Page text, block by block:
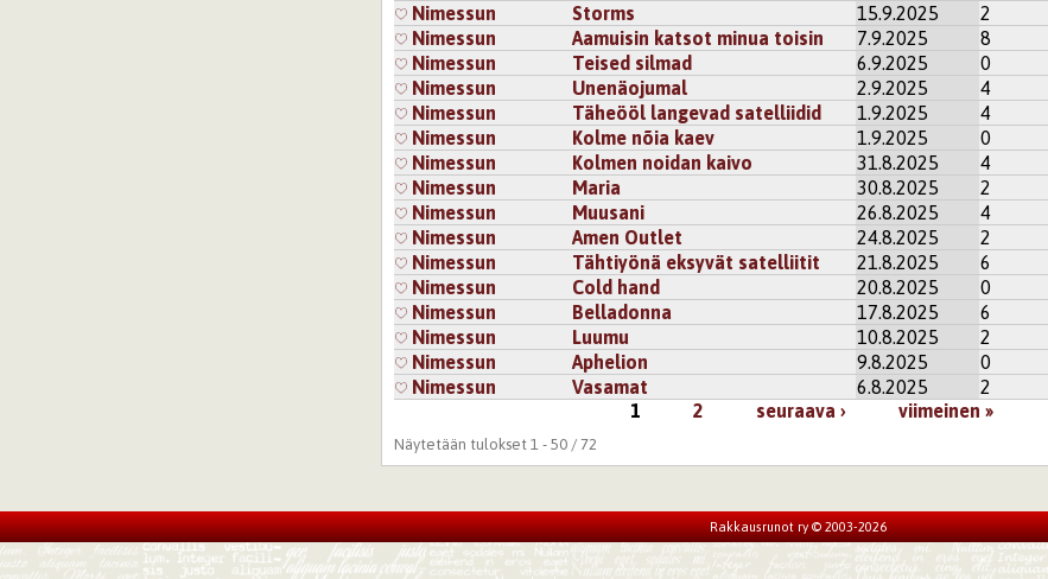
Nimessun
Storms 15.9.2025 2
Nimessun
Aamuisin katsot minua toisin 7.9.2025 8
Nimessun
Teised silmad 6.9.2025 0
Nimessun
Unenäojumal 2.9.2025 4
Nimessun
Täheööl langevad satelliidid 1.9.2025 4
Nimessun
Kolme nõia kaev 1.9.2025 0
Nimessun
Kolmen noidan kaivo 31.8.2025 4
Nimessun
Maria 30.8.2025 2
Nimessun
Muusani 26.8.2025 4
Nimessun
Amen Outlet 24.8.2025 2
Nimessun
Tähtiyönä eksyvät satelliitit 21.8.2025 6
Nimessun
Cold hand 20.8.2025 0
Nimessun
Belladonna 17.8.2025 6
Nimessun
Luumu 10.8.2025 2
Nimessun
Aphelion 9.8.2025 0
Nimessun
Vasamat 6.8.2025 2
1 2 seuraava › viimeinen »
Näytetään tulokset 1 - 50 / 72
Rakkausrunot ry © 2003-2026